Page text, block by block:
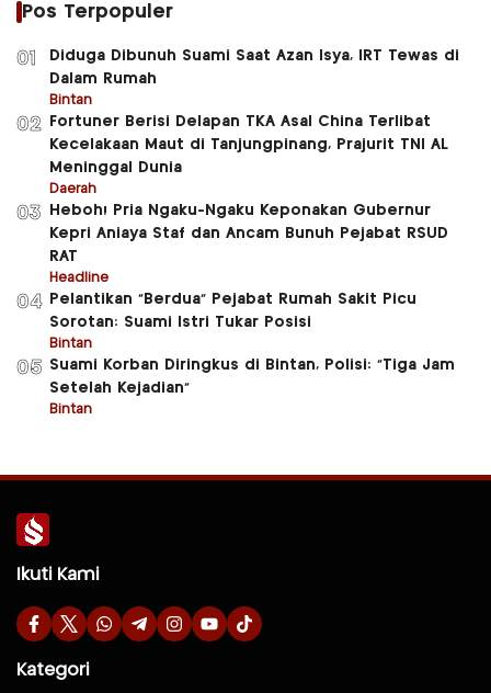
Pos Terpopuler
01
Diduga Dibunuh Suami Saat Azan Isya, IRT Tewas di
Dalam Rumah
Bintan
02
Fortuner Berisi Delapan TKA Asal China Terlibat
Kecelakaan Maut di Tanjungpinang, Prajurit TNI AL
Meninggal Dunia
Daerah
03
Heboh! Pria Ngaku-Ngaku Keponakan Gubernur
Kepri Aniaya Staf dan Ancam Bunuh Pejabat RSUD
RAT
Headline
04
Pelantikan “Berdua” Pejabat Rumah Sakit Picu
Sorotan: Suami Istri Tukar Posisi
Bintan
05 Suami Korban Diringkus di Bintan, Polisi: “Tiga Jam
Setelah Kejadian”
Bintan
Ikuti Kami
Kategori